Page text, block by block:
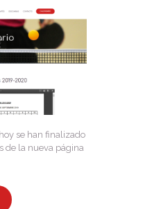
se han finalizado
de la nueva página